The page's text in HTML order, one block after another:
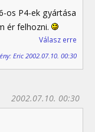
os P4-ek gyártása
ér felhozni.
Válasz erre
Eric 2002.07.10. 00:30
2002.07.10. 00:30